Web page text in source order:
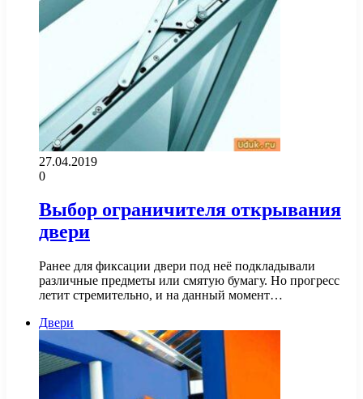
27.04.2019
0
Выбор ограничителя открывания
двери
Ранее для фиксации двери под неё подкладывали
различные предметы или смятую бумагу. Но прогресс
летит стремительно, и на данный момент…
Двери